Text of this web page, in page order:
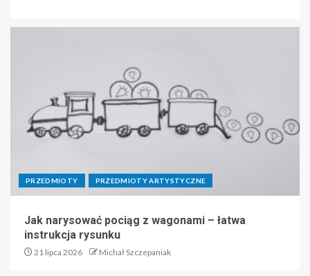
PRZEDMIOTY PRZEDMIOTY ARTYSTYCZNE
Jak narysować pociąg z wagonami – łatwa
instrukcja rysunku
21 lipca 2026 Michał Szczepaniak